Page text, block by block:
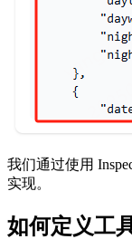
我们通过使用
实现。
如何定义工